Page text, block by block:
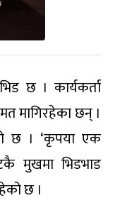
छ । कार्यकर्ता
मागिरहेका छन् ।
छ । ‘कृपया एक
मुखमा भिडभाड
छ ।